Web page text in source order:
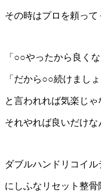
その時はプロを頼って
「○○やったから良く
「だから○○続けましょ
と言われれば気楽じゃ
それやれば良いだけ
ダブルハンドリコイル
にしふなリセット整骨